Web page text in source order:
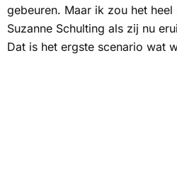
gebeuren. Maar ik zou het
Suzanne Schulting als zij nu
Dat is het ergste scenario wat